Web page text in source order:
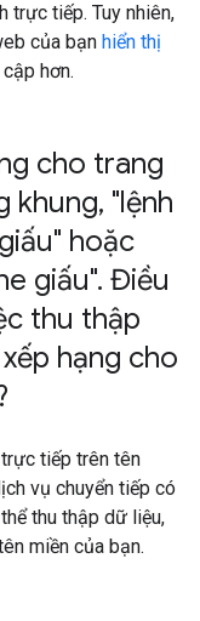
trực tiếp. Tuy nhiên,
của bạn hiển thị
hơn.
cho trang
khung, "lệnh
hoặc
giấu". Điều
thu thập
hạng cho
tiếp trên tên
vụ chuyển tiếp có
thu thập dữ liệu,
miền của bạn.